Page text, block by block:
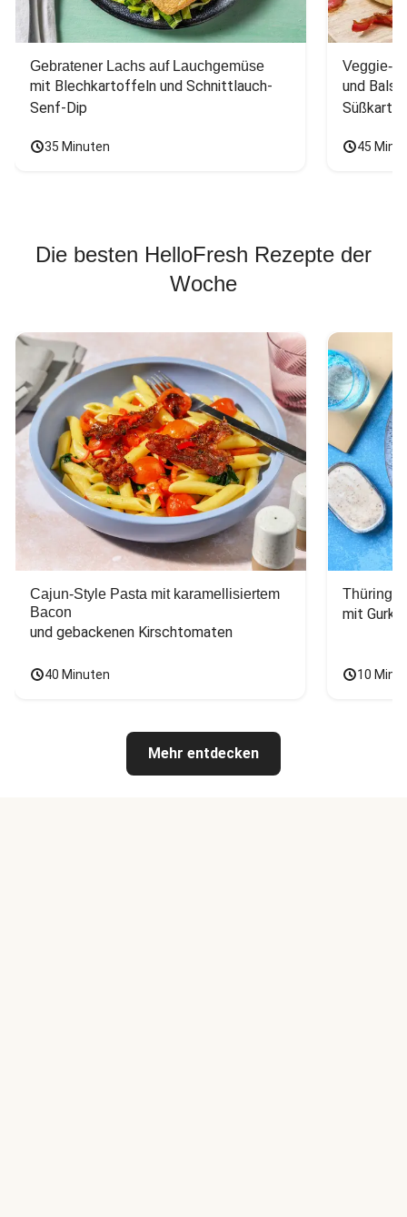
Gebratener Lachs auf Lauchgemüse
mit Blechkartoffeln und Schnittlauch-
Senf-Dip
35 Minuten
Veggie-
und
45
Die besten HelloFresh Rezepte der
Woche
Cajun-Style Pasta mit karamellisiertem
Bacon
und gebackenen Kirschtomaten
40 Minuten
mit
10
Mehr entdecken